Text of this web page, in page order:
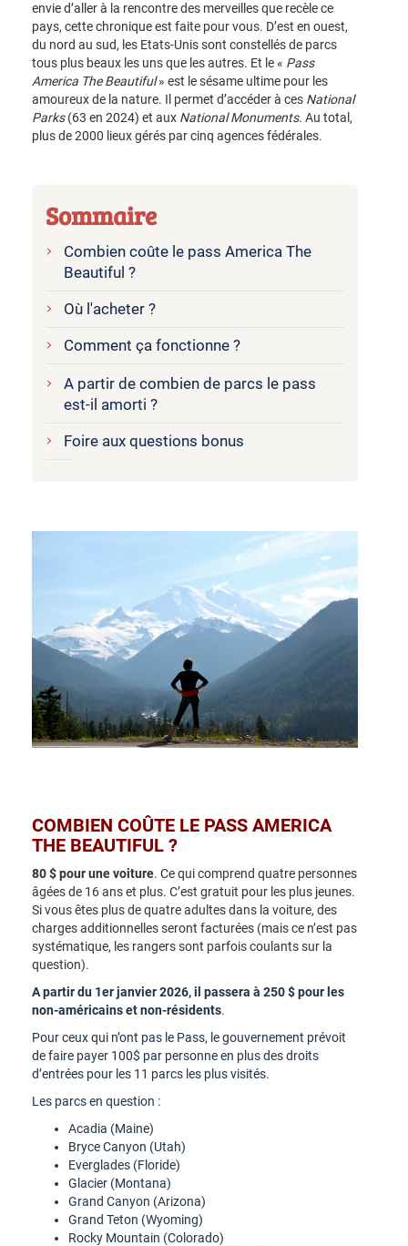
envie d’aller à la rencontre des merveilles que recèle ce
pays, cette chronique est faite pour vous. D’est en ouest,
du nord au sud, les Etats-Unis sont constellés de parcs
tous plus beaux les uns que les autres. Et le « Pass
America The Beautiful» est le sésame ultime pour les
amoureux de la nature. Il permet d’accéder à ces National
Parks(63 en 2024) et aux National Monuments. Au total,
plus de 2000 lieux gérés par cinq agences fédérales.
Sommaire
Combien coûte le pass America The
Beautiful ?
Où l'acheter ?
Comment ça fonctionne ?
A partir de combien de parcs le pass
est-il amorti ?
Foire aux questions bonus
COMBIEN COÛTE LE PASS AMERICA
THE BEAUTIFUL ?
80 $ pour une voiture. Ce qui comprend quatre personnes
âgées de 16 ans et plus. C’est gratuit pour les plus jeunes.
Si vous êtes plus de quatre adultes dans la voiture, des
charges additionnelles seront facturées (mais ce n’est pas
systématique, les rangers sont parfois coulants sur la
question).
A partir du 1er janvier 2026, il passera à 250 $ pour les
non-américains et non-résidents.
Pour ceux qui n’ont pas le Pass, le gouvernement prévoit
de faire payer 100$ par personne en plus des droits
d’entrées pour les 11 parcs les plus visités.
Les parcs en question :
Acadia (Maine)
Bryce Canyon (Utah)
Everglades (Floride)
Glacier (Montana)
Grand Canyon (Arizona)
Grand Teton (Wyoming)
Rocky Mountain (Colorado)